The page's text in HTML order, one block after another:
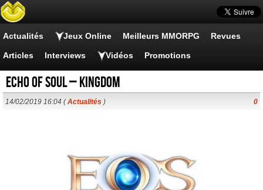
Actualités Jeux Online Meilleurs MMORPG Revues
Articles Interviews Vidéos Promotions
Echo of Soul – Kingdom
14/02/2019 16:04 (Actualités ) 0